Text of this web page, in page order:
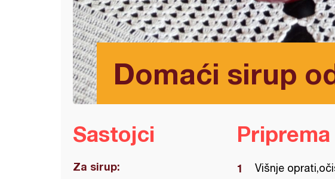
Domaći sirup
Sastojci
Za sirup:
Priprema
Višnje